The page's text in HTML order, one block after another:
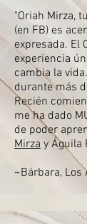
"Oriah Mirza,
(en FB) es
expresada. El
experiencia
cambia la
durante más
Recién
me ha dado
de poder
Mirza y Águila
~Bárbara, Los